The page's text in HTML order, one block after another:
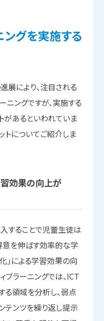
ングを実施する
展により、注目される
ニングですが、実施する
があるといわれていま
トについてご紹介しま
効果の向上が
することで児童生徒は
意を伸ばす効率的な学
」による学習効果の向
ブラーニングでは、ICT
る領域を分析し、弱点
テンツを繰り返し提示